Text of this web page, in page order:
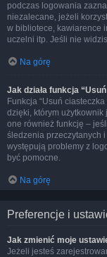
podczas logowania
niezalecane, jeżeli
w bibliotece, kawiarence
uczelni itp. Jeśli nie
Na górę
Jak działa funkcja
Funkcja “Usuń
dzięki, którym
one również funkcję –
śledzenia przeczytanych
występują problemy z
być pomocne.
Na górę
Preferencje i
Jak zmienić moje
Jeżeli jesteś